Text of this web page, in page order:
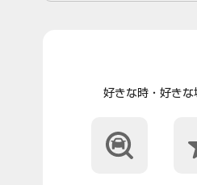
好きな時・好きな